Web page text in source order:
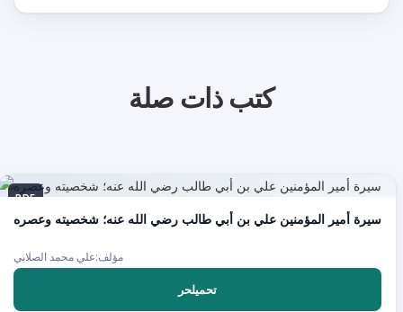
كتب ذات صلة
PDF
سيرة أمير المؤمنين علي بن أبي طالب رضي الله عنه؛ شخصيته وعصره
مؤلف:علي محمد الصلابي
تحميلحر